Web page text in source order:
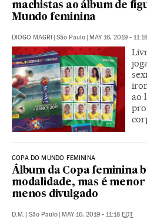
machistas ao álbum de
Mundo feminina
DIOGO MAGRI São Paulo MAY 16, 2019 - 11:18
ao
COPA DO MUNDO FEMININA
Álbum da Copa feminina
modalidade, mas é menor
menos divulgado
D.M. São Paulo MAY 16, 2019 - 11:18 EDT